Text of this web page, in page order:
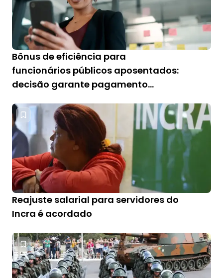
Bônus de eficiência para
funcionários públicos aposentados:
decisão garante pagamento
Reajuste salarial para servidores do
Incra é acordado